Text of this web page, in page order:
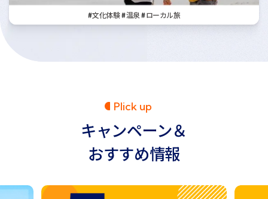
文化体験 温泉 ローカル旅
キャンペーン＆
おすすめ情報
PIick up